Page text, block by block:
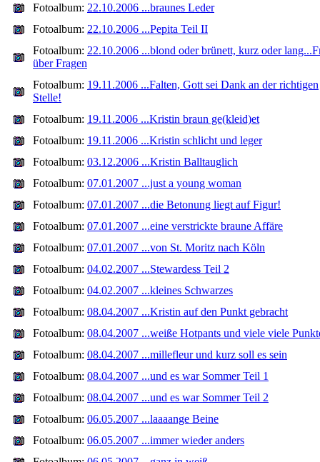
Fotoalbum: 22.10.2006 ...braunes Leder
Fotoalbum: 22.10.2006 ...Pepita Teil II
Fotoalbum: 22.10.2006 ...blond oder brünett, kurz oder
über Fragen
Fotoalbum: 19.11.2006 ...Falten, Gott sei Dank an der richtigen
Stelle!
Fotoalbum: 19.11.2006 ...Kristin braun ge(kleid)et
Fotoalbum: 19.11.2006 ...Kristin schlicht und leger
Fotoalbum: 03.12.2006 ...Kristin Balltauglich
Fotoalbum: 07.01.2007 ...just a young woman
Fotoalbum: 07.01.2007 ...die Betonung liegt auf Figur!
Fotoalbum: 07.01.2007 ...eine verstrickte braune Affäre
Fotoalbum: 07.01.2007 ...von St. Moritz nach Köln
Fotoalbum: 04.02.2007 ...Stewardess Teil 2
Fotoalbum: 04.02.2007 ...kleines Schwarzes
Fotoalbum: 08.04.2007 ...Kristin auf den Punkt gebracht
Fotoalbum: 08.04.2007 ...weiße Hotpants und viele viele
Fotoalbum: 08.04.2007 ...millefleur und kurz soll es sein
Fotoalbum: 08.04.2007 ...und es war Sommer Teil 1
Fotoalbum: 08.04.2007 ...und es war Sommer Teil 2
Fotoalbum: 06.05.2007 ...laaaange Beine
Fotoalbum: 06.05.2007 ...immer wieder anders